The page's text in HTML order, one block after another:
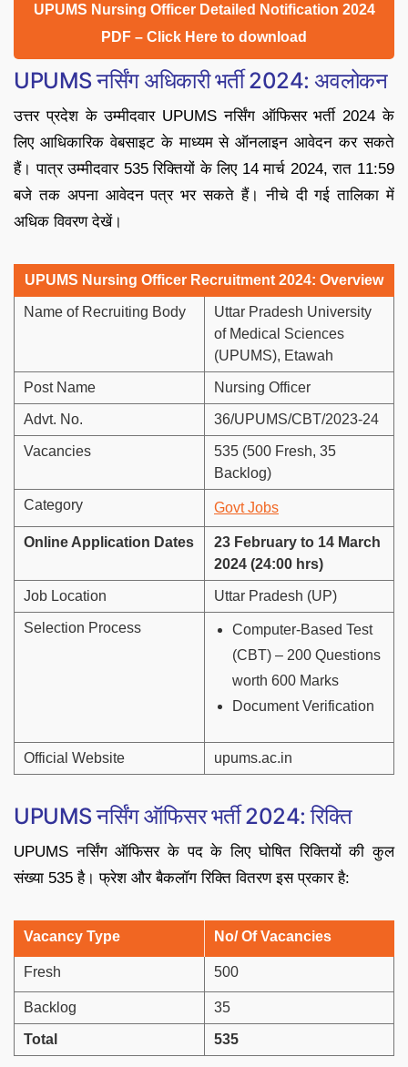
UPUMS Nursing Officer Detailed Notification 2024
PDF – Click Here to download
UPUMS नर्सिंग अधिकारी भर्ती 2024: अवलोकन
उत्तर प्रदेश के उम्मीदवार UPUMS नर्सिंग ऑफिसर भर्ती 2024 के
लिए आधिकारिक वेबसाइट के माध्यम से ऑनलाइन आवेदन कर सकते
हैं। पात्र उम्मीदवार 535 रिक्तियों के लिए 14 मार्च 2024, रात 11:59
बजे तक अपना आवेदन पत्र भर सकते हैं। नीचे दी गई तालिका में
अधिक विवरण देखें।
UPUMS Nursing Officer Recruitment 2024: Overview
Name of Recruiting Body
Uttar Pradesh University
of Medical Sciences
(UPUMS), Etawah
Post Name Nursing Officer
Advt. No. 36/UPUMS/CBT/2023-24
Vacancies
535 (500 Fresh, 35
Backlog)
Category Govt Jobs
Online Application Dates
23 February to 14 March
2024 (24:00 hrs)
Job Location Uttar Pradesh (UP)
Selection Process
Computer-Based Test
(CBT) – 200 Questions
worth 600 Marks
Document Verification
Official Website upums.ac.in
UPUMS नर्सिंग ऑफिसर भर्ती 2024: रिक्ति
UPUMS नर्सिंग ऑफिसर के पद के लिए घोषित रिक्तियों की कुल
संख्या 535 है। फ्रेश और बैकलॉग रिक्ति वितरण इस प्रकार है:
Vacancy Type No/ Of Vacancies
Fresh 500
Backlog 35
Total 535